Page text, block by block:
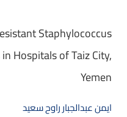
Staphylococcus
Hospitals of Taiz City,
Yemen
ايمن عبدالجبار راوح سعيد